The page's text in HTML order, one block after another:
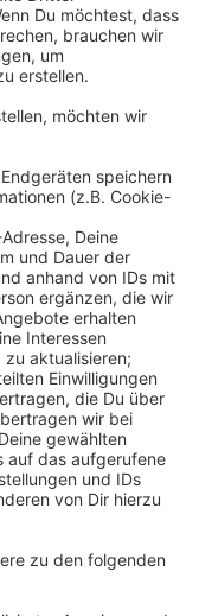
als
Sonntag
Markt
Schmuck und
Geld
Umsätzen.
schon die
Der
auch mit